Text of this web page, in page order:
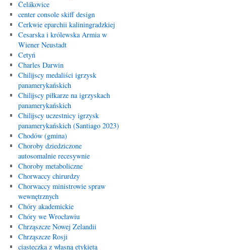
Čelákovice
center console skiff design
Cerkwie eparchii kaliningradzkiej
Cesarska i królewska Armia w
Wiener Neustadt
Cetyń
Charles Darwin
Chilijscy medaliści igrzysk
panamerykańskich
Chilijscy piłkarze na igrzyskach
panamerykańskich
Chilijscy uczestnicy igrzysk
panamerykańskich (Santiago 2023)
Chodów (gmina)
Choroby dziedziczone
autosomalnie recesywnie
Choroby metaboliczne
Chorwaccy chirurdzy
Chorwaccy ministrowie spraw
wewnętrznych
Chóry akademickie
Chóry we Wrocławiu
Chrząszcze Nowej Zelandii
Chrząszcze Rosji
ciasteczka z własną etykietą